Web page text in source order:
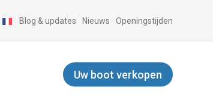
Blog & updates Nieuws Openingstijden
Uw boot verkopen